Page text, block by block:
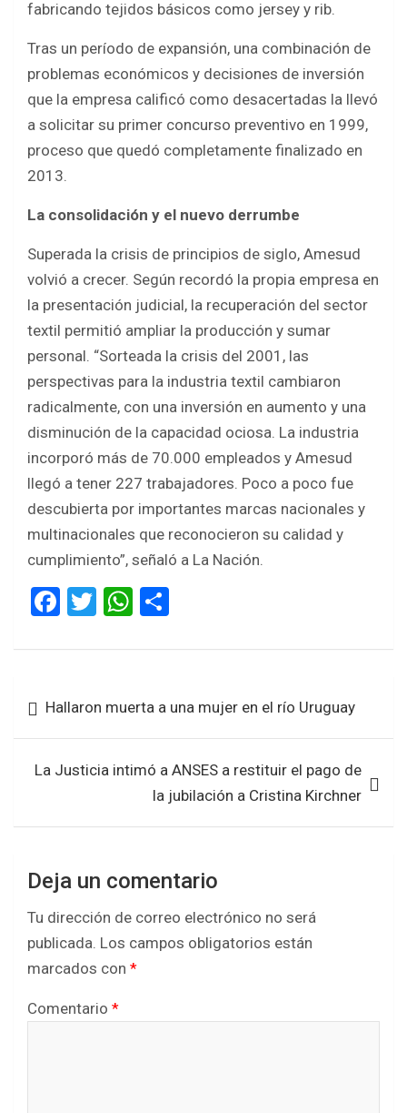
fabricando tejidos básicos como jersey y rib.
Tras un período de expansión, una combinación de
problemas económicos y decisiones de inversión
que la empresa calificó como desacertadas la llevó
a solicitar su primer concurso preventivo en 1999,
proceso que quedó completamente finalizado en
2013.
La consolidación y el nuevo derrumbe
Superada la crisis de principios de siglo, Amesud
volvió a crecer. Según recordó la propia empresa en
la presentación judicial, la recuperación del sector
textil permitió ampliar la producción y sumar
personal. “Sorteada la crisis del 2001, las
perspectivas para la industria textil cambiaron
radicalmente, con una inversión en aumento y una
disminución de la capacidad ociosa. La industria
incorporó más de 70.000 empleados y Amesud
llegó a tener 227 trabajadores. Poco a poco fue
descubierta por importantes marcas nacionales y
multinacionales que reconocieron su calidad y
cumplimiento”, señaló a La Nación.
F
ce
o
o
k
T
tt
W
at
A
p
p
ar
de
entradas
Hallaron muerta a una mujer en el río Uruguay
La Justicia intimó a ANSES a restituir el pago de
la jubilación a Cristina Kirchner
Deja un comentario
Tu dirección de correo electrónico no será
publicada. Los campos obligatorios están
marcados con *
Comentario *